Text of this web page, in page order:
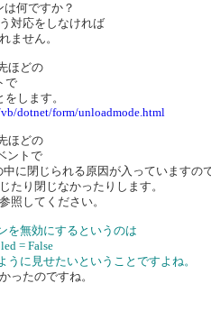
は何ですか？
対応をしなければ
ません。
ほどの
で
します。
dotnet/form/unloadmode.html
ほどの
ントで
中に閉じられる原因が入っていますの
たり閉じなかったりします。
照してください。
を無効にするというのは
= False
うに見せたいということですよね。
ったのですね。